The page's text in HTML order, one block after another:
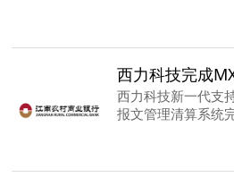
西力科技新一代支
报文管理清算系统
际应用。